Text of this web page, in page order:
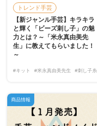
トレンド手芸
【新ジャンル手芸】キラキラ
と輝く「ビーズ刺し子」の魅
力とは？～「米永真由美先
生」に教えてもらいました！
～
#キット #米永真由美先生 #刺し子糸
商品情報